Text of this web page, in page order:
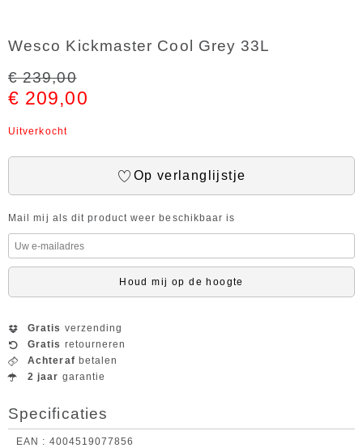
Wesco Kickmaster Cool Grey 33L
€ 239,00
€ 209,00
Uitverkocht
Op verlanglijstje
Mail mij als dit product weer beschikbaar is
Houd mij op de hoogte
Gratis verzending
Gratis retourneren
Achteraf betalen
2 jaar garantie
Specificaties
EAN 4004519077856